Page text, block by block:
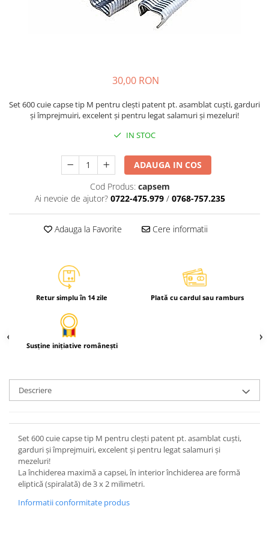
30,00 RON
Set 600 cuie capse tip M pentru cleşti patent pt. asamblat cuşti, garduri
şi împrejmuiri, excelent şi pentru legat salamuri şi mezeluri!
IN STOC
ADAUGA IN COS
Cod Produs: capsem
Ai nevoie de ajutor? 0722-475.979 / 0768-757.235
Adauga la Favorite Cere informatii
Retur simplu în 14 zile Plată cu cardul sau ramburs
Susține inițiative românești
Descriere
Set 600 cuie capse tip M pentru cleşti patent pt. asamblat cuşti,
garduri şi împrejmuiri, excelent şi pentru legat salamuri şi
mezeluri!
La închiderea maximă a capsei, în interior închiderea are formă
eliptică (spiralată) de 3 x 2 milimetri.
Informatii conformitate produs